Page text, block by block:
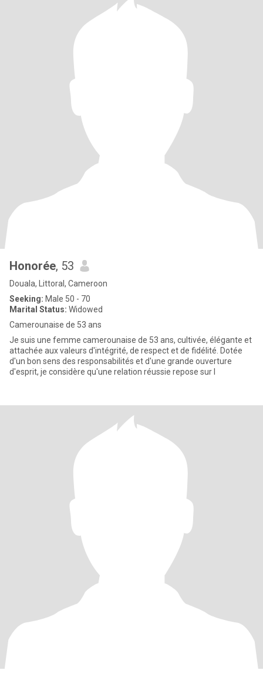
Honorée, 53
Douala, Littoral, Cameroon
Seeking: Male 50 - 70
Marital Status: Widowed
Camerounaise de 53 ans
Je suis une femme camerounaise de 53 ans, cultivée, élégante et
attachée aux valeurs d'intégrité, de respect et de fidélité. Dotée
d'un bon sens des responsabilités et d'une grande ouverture
d'esprit, je considère qu'une relation réussie repose sur l